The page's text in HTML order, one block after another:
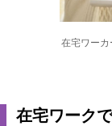
在宅ワー
在宅ワーク